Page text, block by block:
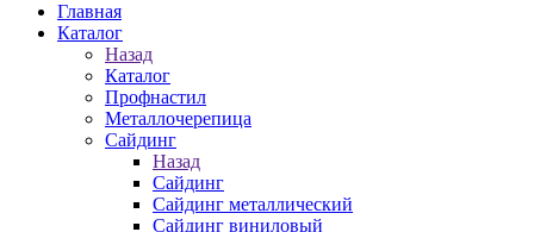
Главная
Каталог
Назад
Каталог
Профнастил
Металлочерепица
Сайдинг
Назад
Сайдинг
Сайдинг металлический
Сайдинг виниловый